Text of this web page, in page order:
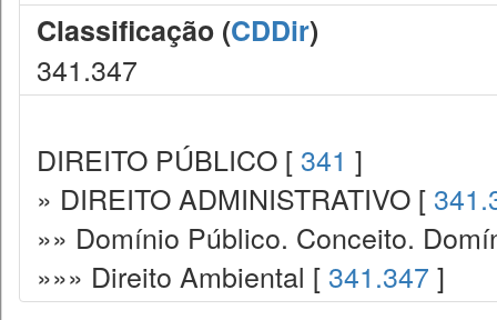
Classificação (CDDir)
341.347
DIREITO PÚBLICO [ 341 ]
» DIREITO ADMINISTRATIVO [
»» Domínio Público. Conceito.
»»» Direito Ambiental [ 341.347 ]